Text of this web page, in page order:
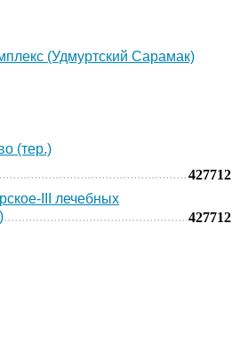
(Удмуртский Сарамак)
(тер.)
427712
III лечебных
427712